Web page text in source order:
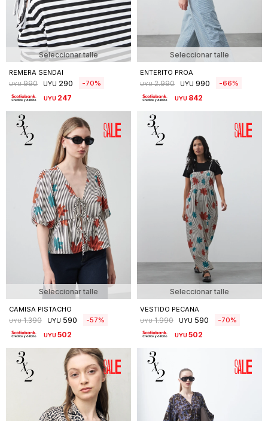
Seleccionar talle
REMERA SENDAI
UYU 990 UYU 290 70
UYU 247
Seleccionar talle
ENTERITO PROA
UYU 2.990 UYU 990 66
UYU 842
Seleccionar talle
CAMISA PISTACHO
UYU 1.390 UYU 590 57
UYU502
Seleccionar talle
VESTIDO PECANA
UYU 1.990 UYU 590 70
UYU502